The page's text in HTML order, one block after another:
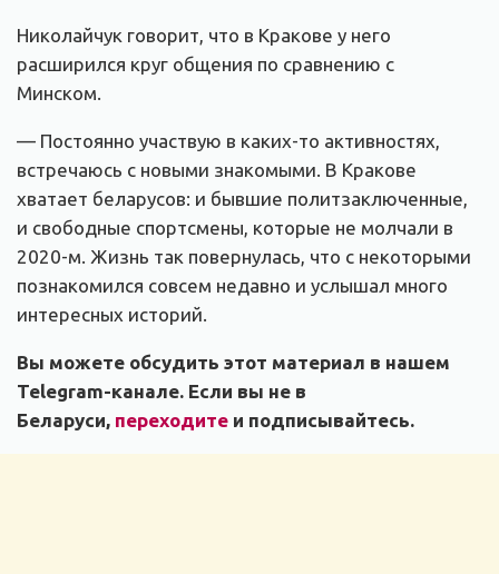
Николайчук говорит, что в Кракове у него
расширился круг общения по сравнению с
Минском.
— Постоянно участвую в каких-то активностях,
встречаюсь с новыми знакомыми. В Кракове
хватает беларусов: и бывшие политзаключенные,
и свободные спортсмены, которые не молчали в
2020-м. Жизнь так повернулась, что с некоторыми
познакомился совсем недавно и услышал много
интересных историй.
Вы можете обсудить этот материал в нашем
Telegram-канале. Если вы не в
Беларуси, переходите и подписывайтесь.